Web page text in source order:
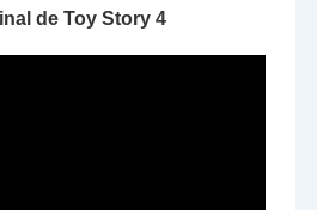
de Toy Story 4